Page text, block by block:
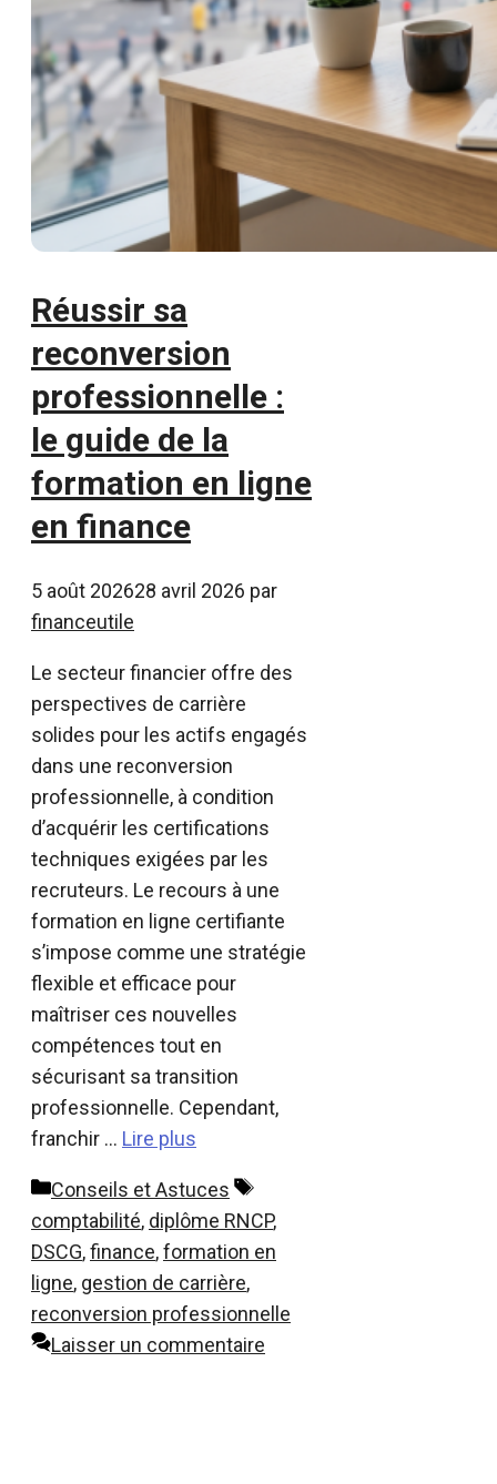
Réussir sa
reconversion
professionnelle :
le guide de la
formation en ligne
en finance
5 août 202628 avril 2026 par
financeutile
Le secteur financier offre des
perspectives de carrière
solides pour les actifs engagés
dans une reconversion
professionnelle, à condition
d’acquérir les certifications
techniques exigées par les
recruteurs. Le recours à une
formation en ligne certifiante
s’impose comme une stratégie
flexible et efficace pour
maîtriser ces nouvelles
compétences tout en
sécurisant sa transition
professionnelle. Cependant,
franchir … Lire plus
Catégories
Conseils et Astuces
Étiquettes
comptabilité, diplôme RNCP,
DSCG,finance,formation en
ligne, gestion de carrière,
reconversion professionnelle
Laisser un commentaire